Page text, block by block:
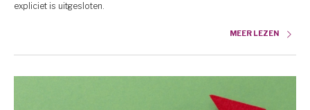
expliciet is uitgesloten.
MEER LEZEN